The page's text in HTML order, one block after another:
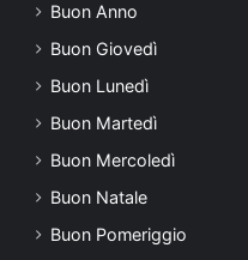
Buon Anno
Buon Giovedì
Buon Lunedì
Buon Martedì
Buon Mercoledì
Buon Natale
Buon Pomeriggio